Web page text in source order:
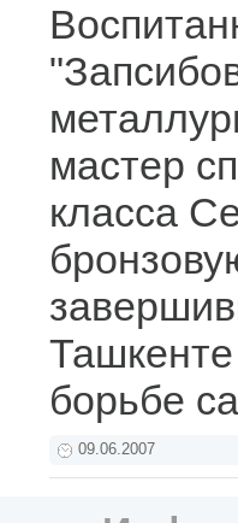
мастер
класса
борьбе
09.06.2007